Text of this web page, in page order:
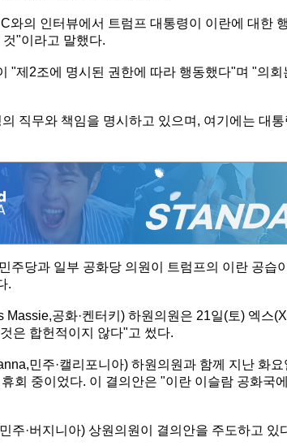
와의 인터뷰에서 트럼프 대통령이 이란에 대한
"이라고 말했다.
"제2조에 명시된 권한에 따라 행동했다"며 "의
직무와 책임을 명시하고 있으며, 여기에는 대
주당과 일부 공화당 의원이 트럼프의 이란 공습
.
Massie,공화·켄터키) 하원의원은 21일(토) 엑스
은 합헌적이지 않다"고 썼다.
민주·캘리포니아) 하원의원과 함께 지난 화
회 중이었다. 이 결의안은 "이란 이슬람 공화국
주·버지니아) 상원의원이 결의안을 주도하고 있